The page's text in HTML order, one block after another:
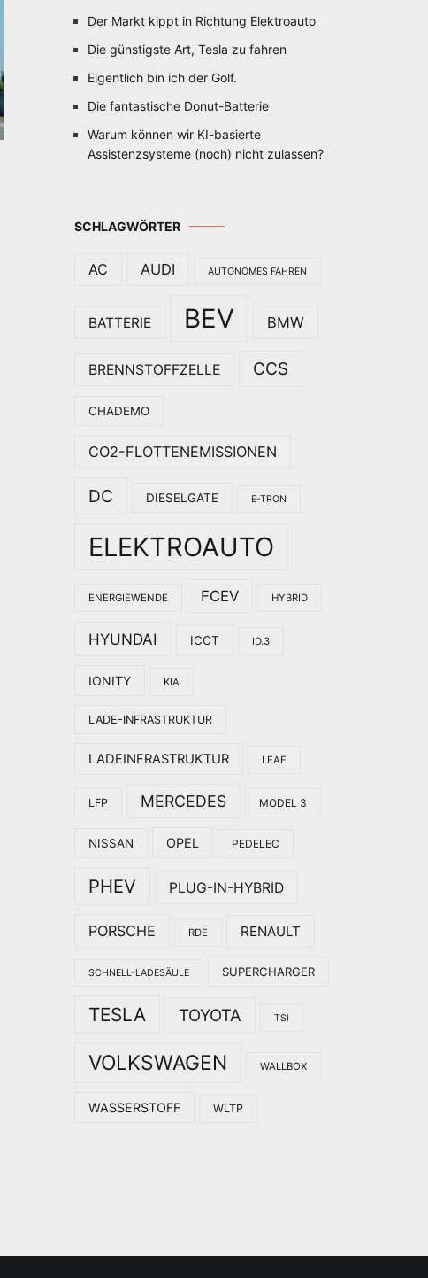
Der Markt kippt in Richtung Elektroauto
Die günstigste Art, Tesla zu fahren
Eigentlich bin ich der Golf.
Die fantastische Donut-Batterie
Warum können wir KI-basierte
Assistenzsysteme (noch) nicht zulassen?
SCHLAGWÖRTER
AC AUDI AUTONOMES FAHREN
BATTERIE BEV BMW
BRENNSTOFFZELLE CCS
CHADEMO
CO2-FLOTTENEMISSIONEN
DC DIESELGATE E-TRON
ELEKTROAUTO
ENERGIEWENDE FCEV HYBRID
HYUNDAI ICCT ID.3
IONITY KIA
LADE-INFRASTRUKTUR
LADEINFRASTRUKTUR LEAF
LFP MERCEDES MODEL 3
NISSAN OPEL PEDELEC
PHEV PLUG-IN-HYBRID
PORSCHE RDE RENAULT
SCHNELL-LADESÄULE SUPERCHARGER
TESLA TOYOTA TSI
VOLKSWAGEN WALLBOX
WASSERSTOFF WLTP